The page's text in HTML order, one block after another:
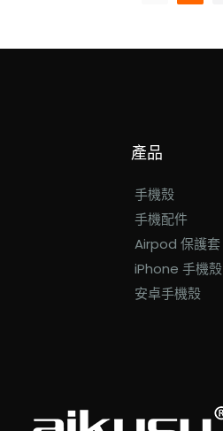
產品
手機殼
手機配件
Airpod 保護套
iPhone 手機殼
安卓手機殼